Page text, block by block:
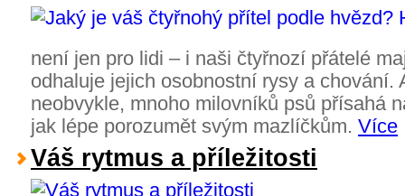
není jen pro lidi – i naši čtyřnozí přátelé
odhaluje jejich osobnostní rysy a chování.
neobvykle, mnoho milovníků psů přísahá
jak lépe porozumět svým mazlíčkům. Více
Váš rytmus a příležitosti